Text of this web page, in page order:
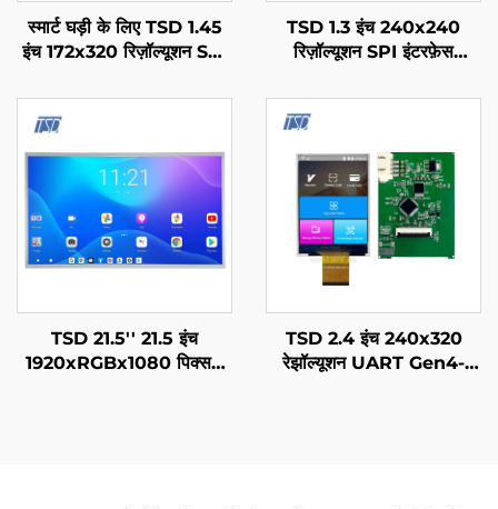
स्मार्ट घड़ी के लिए TSD 1.45
इंच 172x320 रिज़ॉल्यूशन SPI
ड्राइवर IC IPS TFT LCD
TSD 1.3 इंच 240x240
रिज़ॉल्यूशन SPI इंटरफ़ेस
वर्गीकृत IPS TFT LCD डिसप्ले
TSD 21.5'' 21.5 इंच
1920xRGBx1080 पिक्सल
TSD 2.4 इंच 240x320
रेझॉल्यूशन UART Gen4-